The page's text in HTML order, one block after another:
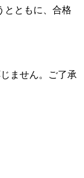
ともに、合格
ません。ご了承